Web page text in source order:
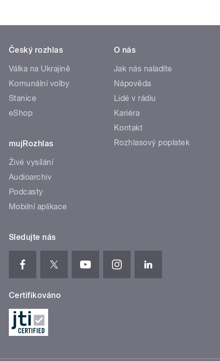
Český rozhlas
Válka na Ukrajině
Komunální volby
Stanice
eShop
mujRozhlas
Živé vysílání
Audioarchiv
Podcasty
Mobilní aplikace
O nás
Jak nás naladíte
Nápověda
Lidé v rádiu
Kariéra
Kontakt
Rozhlasový poplatek
Sledujte nás
Certifikováno